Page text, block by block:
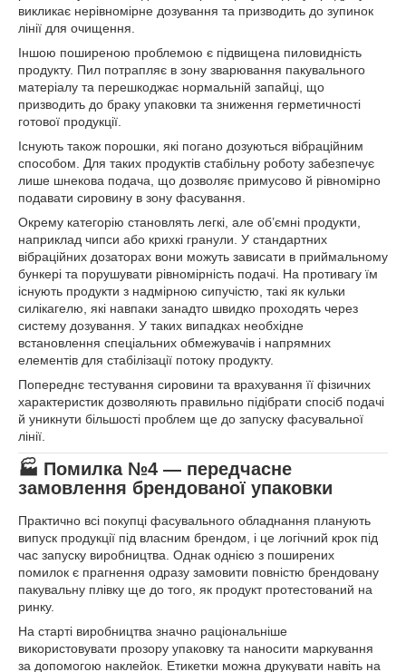
викликає нерівномірне дозування та призводить до зупинок
лінії для очищення.
Іншою поширеною проблемою є підвищена пиловидність
продукту. Пил потрапляє в зону зварювання пакувального
матеріалу та перешкоджає нормальній запайці, що
призводить до браку упаковки та зниження герметичності
готової продукції.
Існують також порошки, які погано дозуються вібраційним
способом. Для таких продуктів стабільну роботу забезпечує
лише шнекова подача, що дозволяє примусово й рівномірно
подавати сировину в зону фасування.
Окрему категорію становлять легкі, але об’ємні продукти,
наприклад чипси або крихкі гранули. У стандартних
вібраційних дозаторах вони можуть зависати в приймальному
бункері та порушувати рівномірність подачі. На противагу їм
існують продукти з надмірною сипучістю, такі як кульки
силікагелю, які навпаки занадто швидко проходять через
систему дозування. У таких випадках необхідне
встановлення спеціальних обмежувачів і напрямних
елементів для стабілізації потоку продукту.
Попереднє тестування сировини та врахування її фізичних
характеристик дозволяють правильно підібрати спосіб подачі
й уникнути більшості проблем ще до запуску фасувальної
лінії.
🏭 Помилка №4 — передчасне
замовлення брендованої упаковки
Практично всі покупці фасувального обладнання планують
випуск продукції під власним брендом, і це логічний крок під
час запуску виробництва. Однак однією з поширених
помилок є прагнення одразу замовити повністю брендовану
пакувальну плівку ще до того, як продукт протестований на
ринку.
На старті виробництва значно раціональніше
використовувати прозору упаковку та наносити маркування
за допомогою наклейок. Етикетки можна друкувати навіть на